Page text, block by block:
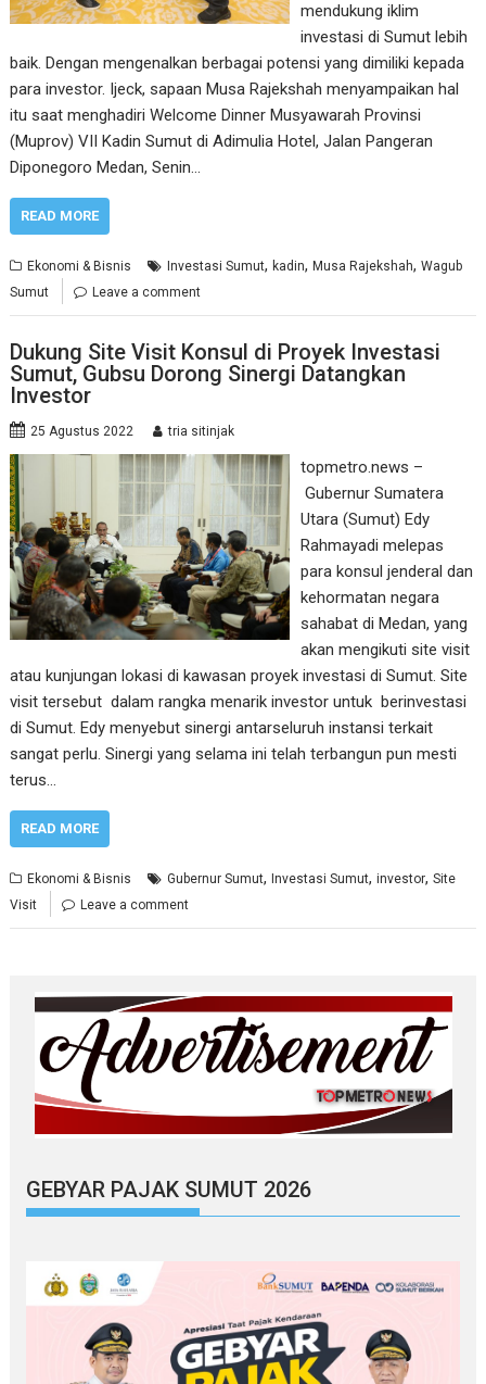
mendukung iklim
investasi di Sumut lebih
baik. Dengan mengenalkan berbagai potensi yang dimiliki kepada
para investor. Ijeck, sapaan Musa Rajekshah menyampaikan hal
itu saat menghadiri Welcome Dinner Musyawarah Provinsi
(Muprov) VII Kadin Sumut di Adimulia Hotel, Jalan Pangeran
Diponegoro Medan, Senin…
READ MORE
Ekonomi & Bisnis Investasi Sumut,kadin,Musa Rajekshah,Wagub
Sumut
Leave a comment
Dukung Site Visit Konsul di Proyek Investasi
Sumut, Gubsu Dorong Sinergi Datangkan
Investor
25 Agustus 2022 tria sitinjak
topmetro.news –
Gubernur Sumatera
Utara (Sumut) Edy
Rahmayadi melepas
para konsul jenderal dan
kehormatan negara
sahabat di Medan, yang
akan mengikuti site visit
atau kunjungan lokasi di kawasan proyek investasi di Sumut. Site
visit tersebut dalam rangka menarik investor untuk berinvestasi
di Sumut. Edy menyebut sinergi antarseluruh instansi terkait
sangat perlu. Sinergi yang selama ini telah terbangun pun mesti
terus…
READ MORE
Ekonomi & Bisnis Gubernur Sumut,Investasi Sumut,investor,Site
Visit
Leave a comment
GEBYAR PAJAK SUMUT 2026